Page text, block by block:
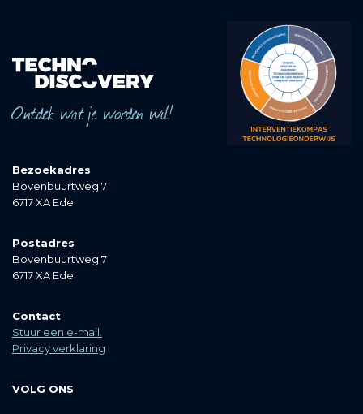
Ontdek wat je worden wil!
Bezoekadres
Bovenbuurtweg 7
6717 XA Ede
Postadres
Bovenbuurtweg 7
6717 XA Ede
Contact
Stuur een e-mail.
Privacy verklaring
VOLG ONS